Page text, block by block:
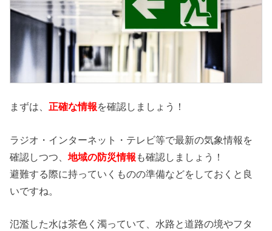
まずは、 正確な情報を確認しましょう！
ラジオ・インターネット・テレビ等で最新の気象情報を
確認しつつ、地域の防災情報 も確認しましょう！
避難する際に持っていくものの準備などをしておくと良
いですね。
氾濫した水は茶色く濁っていて、水路と道路の境やフタ